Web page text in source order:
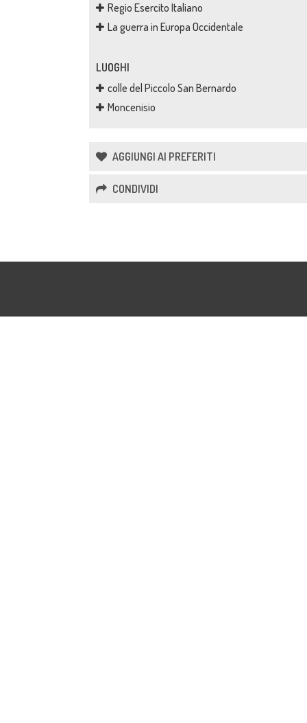
Regio Esercito Italiano
La guerra in Europa Occidentale
LUOGHI
colle del Piccolo San Bernardo
Moncenisio
AGGIUNGI AI PREFERITI
CONDIVIDI